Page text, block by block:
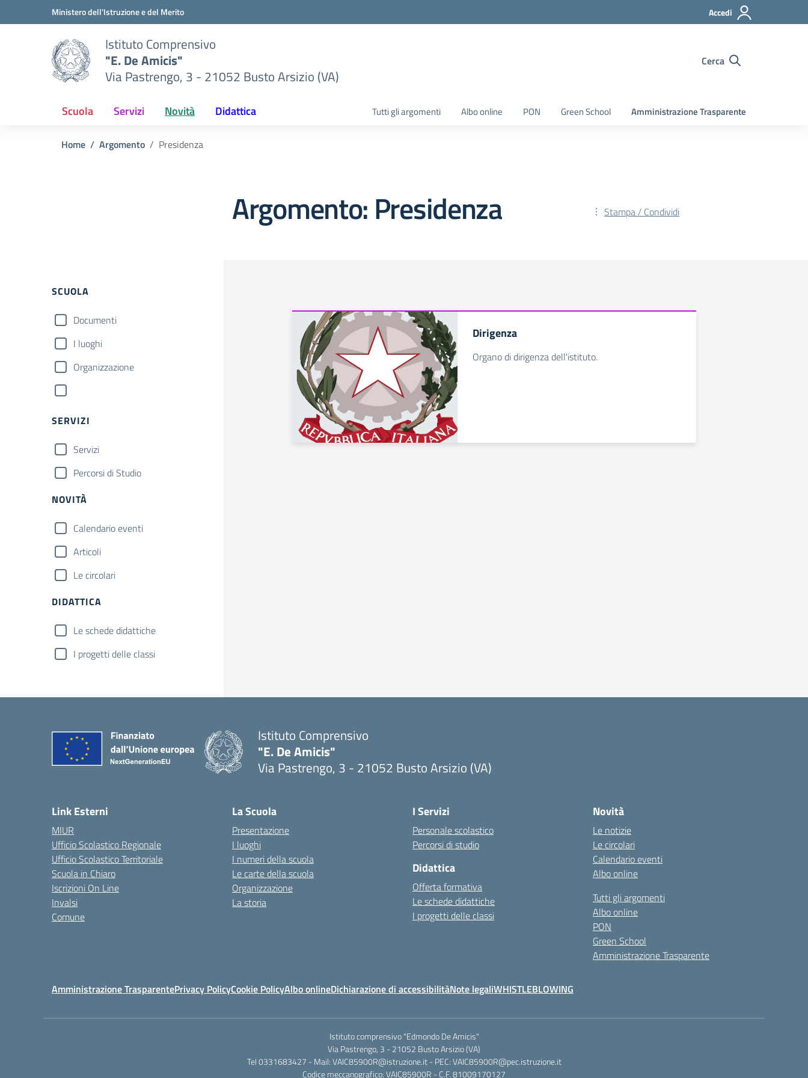
Vai ai contenuti
Vai al menu di navigazioneMinistero dell'Istruzione e del Merito Accedi
Istituto Comprensivo
"E. De Amicis"
Via Pastrengo, 3 - 21052 Busto Arsizio (VA)
Cerca
Scuola Servizi Novità Didattica Tutti gli argomenti Albo online PON Green School Amministrazione Trasparente
Home Argomento Presidenza
Argomento: Presidenza Stampa / Condividi
SCUOLA
Documenti
I luoghi
Organizzazione
SERVIZI
Servizi
Percorsi di Studio
NOVITÀ
Calendario eventi
Articoli
Le circolari
DIDATTICA
Le schede didattiche
I progetti delle classi
Dirigenza
Organo di dirigenza dell'istituto.
Istituto Comprensivo
"E. De Amicis"
Via Pastrengo, 3 - 21052 Busto Arsizio (VA)
Link Esterni
MIUR
Ufficio Scolastico Regionale
Ufficio Scolastico Territoriale
Scuola in Chiaro
Iscrizioni On Line
Invalsi
Comune
La Scuola
Presentazione
I luoghi
I numeri della scuola
Le carte della scuola
Organizzazione
La storia
I Servizi
Personale scolastico
Percorsi di studio
Didattica
Offerta formativa
Le schede didattiche
I progetti delle classi
Novità
Le notizie
Le circolari
Calendario eventi
Albo online
Tutti gli argomenti
Albo online
PON
Green School
Amministrazione Trasparente
Amministrazione TrasparentePrivacy PolicyCookie PolicyAlbo onlineDichiarazione di accessibilitàNote legaliWHISTLEBLOWING
Istituto comprensivo "Edmondo De Amicis"
Via Pastrengo, 3 - 21052 Busto Arsizio (VA)
Tel 0331683427 - Mail: VAIC85900R@istruzione.it - PEC: VAIC85900R@pec.istruzione.it
Codice meccanografico: VAIC85900R - C.F. 81009170127